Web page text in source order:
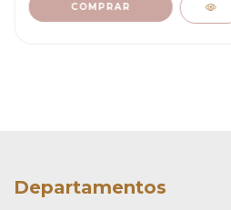
Departamentos